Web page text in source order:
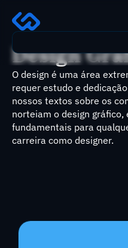
Design
O design é uma área
requer estudo e
nossos textos sobre os
norteiam o design gráfico,
fundamentais para
carreira como designer.